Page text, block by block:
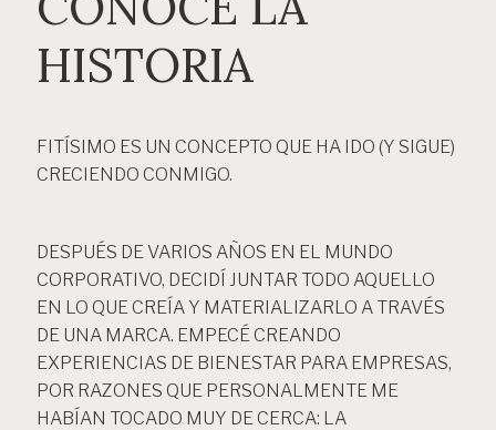
HISTORIA
FITÍSIMO ES UN CONCEPTO QUE HA IDO (Y SIGUE)
CRECIENDO CONMIGO.
DESPUÉS DE VARIOS AÑOS EN EL MUNDO
CORPORATIVO, DECIDÍ JUNTAR TODO AQUELLO
EN LO QUE CREÍA Y MATERIALIZARLO A TRAVÉS
DE UNA MARCA. EMPECÉ CREANDO
EXPERIENCIAS DE BIENESTAR PARA EMPRESAS,
POR RAZONES QUE PERSONALMENTE ME
HABÍAN TOCADO MUY DE CERCA: LA